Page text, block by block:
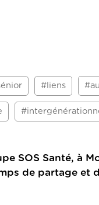
#liens
SOS Santé, à
de partage et